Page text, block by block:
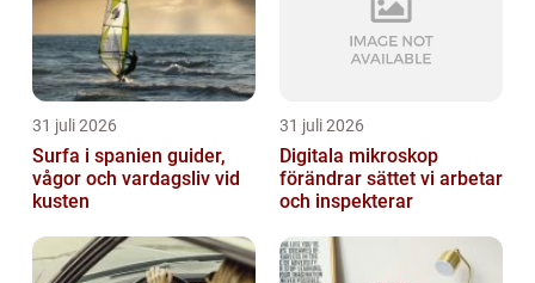
31 juli 2026
Surfa i spanien guider,
vågor och vardagsliv vid
kusten
31 juli 2026
Digitala mikroskop
förändrar sättet vi arbetar
och inspekterar